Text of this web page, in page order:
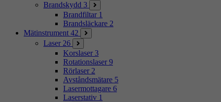
Brandskydd 3
Brandfiltar 1
Brandsläckare 2
Mätinstrument 42
Laser 26
Korslaser 3
Rotationslaser 9
Rörlaser 2
Avståndsmätare 5
Lasermottagare 6
Laserstativ 1